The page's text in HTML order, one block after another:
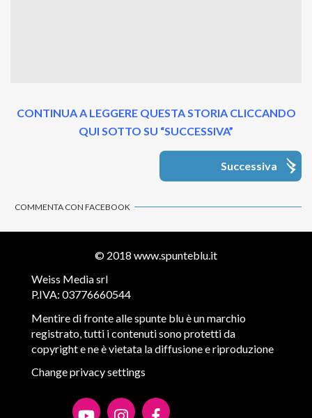
CONTINUA A LEGGERE QUESTA STORIA CLICCANDO
QUI SOTTO SU “SUCCESSIVA”
Successiva
COMMENTA CON FACEBOOK
© 2018 www.spunteblu.it
Weiss Media srl
P.IVA: 03776660544
Mentire di fronte alle spunte blu è un marchio
registrato, tutti i contenuti sono protetti da
copyright e ne è vietata la diffusione e riproduzione
Change privacy settings